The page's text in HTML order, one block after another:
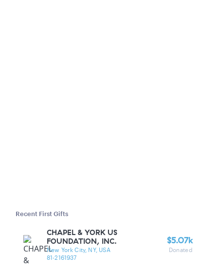
Recent First Gifts
CHAPEL & YORK US
FOUNDATION, INC.
New York City, NY, USA
81-2161937
$5.07k
Donated